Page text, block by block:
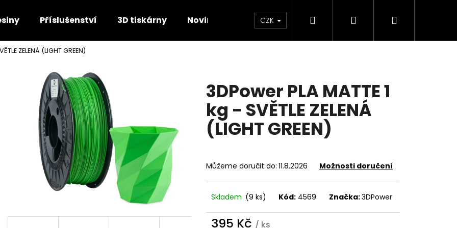
Příslušenství 3D tiskárny Novinky Sleva Dárkové poukazy FAQ
CZK Hledat PřihlášeníNákupní
ZELENÁ (LIGHT GREEN)
3DPower PLA MATTE 1
kg - SVĚTLE ZELENÁ
(LIGHT GREEN)
Můžeme doručit do: 11.8.2026 Možnosti doručení
Skladem (9 ks) Kód: 4569 Značka:3DPower
395 Kč / ks
Co potřebujete najít?
Doporučujeme